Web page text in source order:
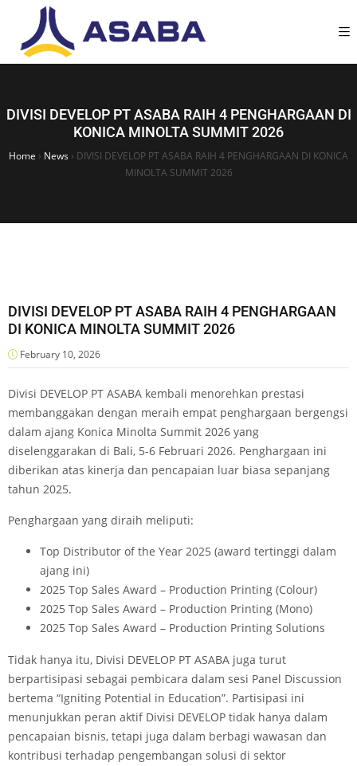
DIVISI DEVELOP PT ASABA RAIH 4 PENGHARGAAN DI
KONICA MINOLTA SUMMIT 2026
Home › News › DIVISI DEVELOP PT ASABA RAIH 4 PENGHARGAAN DI KONICA
MINOLTA SUMMIT 2026
DIVISI DEVELOP PT ASABA RAIH 4 PENGHARGAAN
DI KONICA MINOLTA SUMMIT 2026
February 10, 2026
Divisi DEVELOP PT ASABA kembali menorehkan prestasi
membanggakan dengan meraih empat penghargaan bergengsi
dalam ajang Konica Minolta Summit 2026 yang
diselenggarakan di Bali, 5-6 Februari 2026. Penghargaan ini
diberikan atas kinerja dan pencapaian luar biasa sepanjang
tahun 2025.
Penghargaan yang diraih meliputi:
Top Distributor of the Year 2025 (award tertinggi dalam
ajang ini)
2025 Top Sales Award – Production Printing (Colour)
2025 Top Sales Award – Production Printing (Mono)
2025 Top Sales Award – Production Printing Solutions
Tidak hanya itu, Divisi DEVELOP PT ASABA juga turut
berpartisipasi sebagai pembicara dalam sesi Panel Discussion
bertema “Igniting Potential in Education”. Partisipasi ini
menunjukkan peran aktif Divisi DEVELOP tidak hanya dalam
pencapaian bisnis, tetapi juga dalam berbagi wawasan dan
kontribusi terhadap pengembangan solusi di sektor